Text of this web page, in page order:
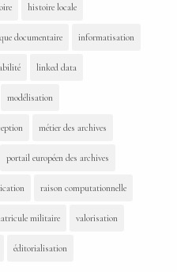
histoire locale
documentaire informatisation
linked data
modélisation
métier des archives
portail européen des archives
raison computationnelle
militaire valorisation
éditorialisation